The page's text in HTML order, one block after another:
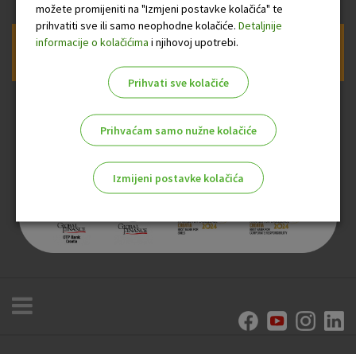
Prijava na newsletter OTP banke
možete promijeniti na "Izmjeni postavke kolačića" te
prihvatiti sve ili samo neophodne kolačiće. Detaljnije
informacije o kolačićima i njihovoj upotrebi.
Prihvati sve kolačiće
Prihvaćam samo nužne kolačiće
Izmijeni postavke kolačića